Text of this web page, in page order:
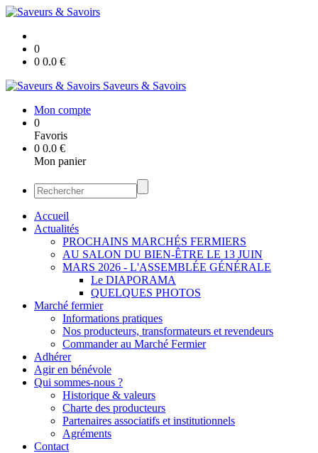
0
0 0.0 €
Saveurs & Savoirs
Mon compte
0
Favoris
0 0.0 €
Mon panier
Accueil
Actualités
PROCHAINS MARCHÉS FERMIERS
AU SALON DU BIEN-ÊTRE LE 13 JUIN
MARS 2026 - L'ASSEMBLÉE GÉNÉRALE
Le DIAPORAMA
QUELQUES PHOTOS
Marché fermier
Informations pratiques
Nos producteurs, transformateurs et revendeurs
Commander au Marché Fermier
Adhérer
Agir en bénévole
Qui sommes-nous ?
Historique & valeurs
Charte des producteurs
Partenaires associatifs et institutionnels
Agréments
Contact